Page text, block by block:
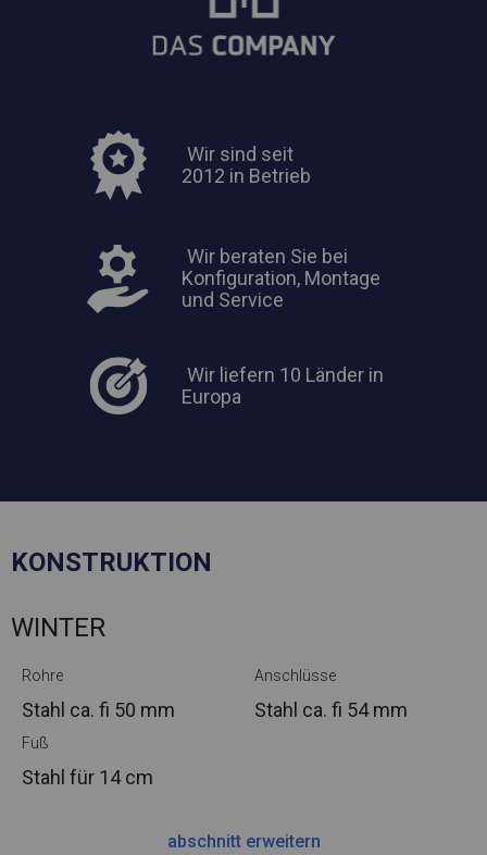
Wir sind seit
2012 in Betrieb
Wir beraten Sie bei
Konfiguration, Montage
und Service
Wir liefern 10 Länder in
Europa
KONSTRUKTION
WINTER
Rohre
Stahl ca. fi 50 mm
Anschlüsse
Stahl ca. fi 54 mm
Fuß
Stahl für 14 cm
abschnitt erweitern